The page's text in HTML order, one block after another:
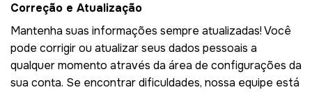
Correção e Atualização
Mantenha suas informações sempre atualizadas! Você
pode corrigir ou atualizar seus dados pessoais a
qualquer momento através da área de configurações da
sua conta. Se encontrar dificuldades, nossa equipe está